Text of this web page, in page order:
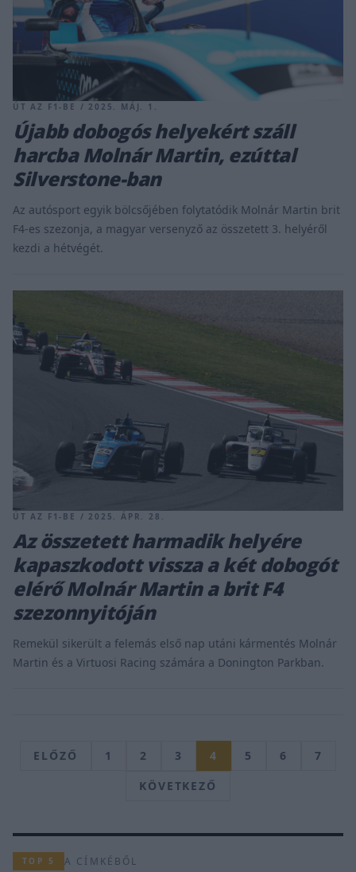
ÚT AZ F1-BE / 2025. MÁJ. 1.
Újabb dobogós helyekért száll
harcba Molnár Martin, ezúttal
Silverstone-ban
Az autósport egyik bölcsőjében folytatódik Molnár Martin brit
F4-es szezonja, a magyar versenyző az összetett 3. helyéről
kezdi a hétvégét.
ÚT AZ F1-BE / 2025. ÁPR. 28.
Az összetett harmadik helyére
kapaszkodott vissza a két dobogót
elérő Molnár Martin a brit F4
szezonnyitóján
Remekül sikerült a felemás első nap utáni kármentés Molnár
Martin és a Virtuosi Racing számára a Donington Parkban.
ELŐZŐ 1 2 3 4 5 6
7
KÖVETKEZŐ
TOP 5 A CÍMKÉBŐL